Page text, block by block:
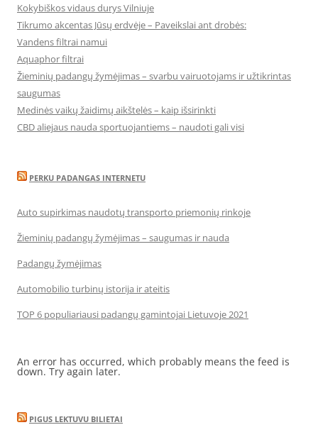
Kokybiškos vidaus durys Vilniuje
Tikrumo akcentas Jūsų erdvėje – Paveikslai ant drobės:
Vandens filtrai namui
Aquaphor filtrai
Žieminių padangų žymėjimas – svarbu vairuotojams ir užtikrintas
saugumas
Medinės vaikų žaidimų aikštelės – kaip išsirinkti
CBD aliejaus nauda sportuojantiems – naudoti gali visi
PERKU PADANGAS INTERNETU
Auto supirkimas naudotų transporto priemonių rinkoje
Žieminių padangų žymėjimas – saugumas ir nauda
Padangų žymėjimas
Automobilio turbinų istorija ir ateitis
TOP 6 populiariausi padangų gamintojai Lietuvoje 2021
An error has occurred, which probably means the feed is
down. Try again later.
PIGUS LEKTUVU BILIETAI